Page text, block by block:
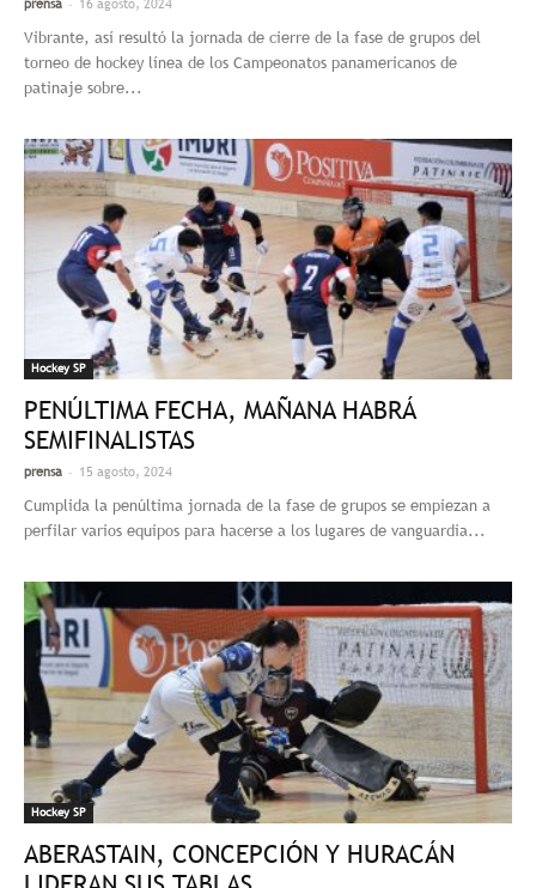
prensa 16 agosto, 2024
Vibrante, así resultó la jornada de cierre de la fase de grupos del
torneo de hockey línea de los Campeonatos panamericanos de
patinaje sobre...
Hockey SP
PENÚLTIMA FECHA, MAÑANA HABRÁ
SEMIFINALISTAS
prensa - 15 agosto, 2024
Cumplida la penúltima jornada de la fase de grupos se empiezan a
perfilar varios equipos para hacerse a los lugares de vanguardia...
Hockey SP
ABERASTAIN, CONCEPCIÓN Y HURACÁN